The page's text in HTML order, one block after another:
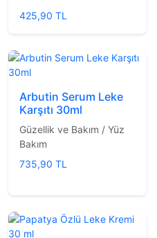
425,90 TL
Arbutin Serum Leke
Karşıtı 30ml
Güzellik ve Bakım / Yüz
Bakım
735,90 TL